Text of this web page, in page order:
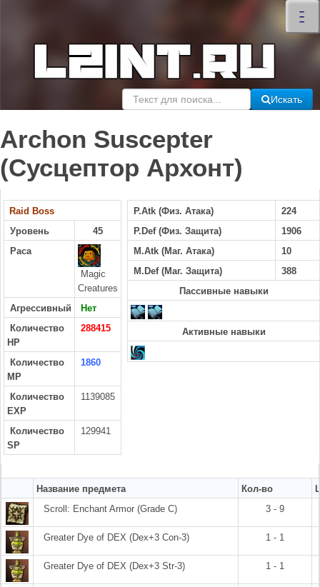
–
–
–
×
Искать
Archon Suscepter
(Сусцептор Архонт)
Raid Boss
Уровень
45
Раса
Magic
Creatures
Агрессивный
Нет
Количество
HP
288415
Количество
MP
1860
Количество
EXP
1139085
Количество
SP
129941
P.Atk (Физ. Атака)
224
P.Def (Физ. Защита)
1906
M.Atk (Маг. Атака)
10
M.Def (Маг. Защита)
388
Пассивные навыки
Активные навыки
Название предмета Кол-во
Scroll: Enchant Armor (Grade C)
3 - 9
Greater Dye of DEX (Dex+3 Con-3) 1 - 1
Greater Dye of DEX (Dex+3 Str-3) 1 - 1